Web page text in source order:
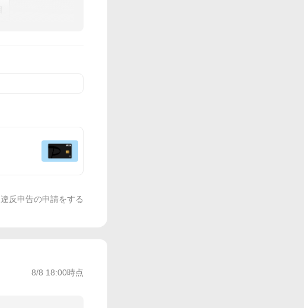
違反申告の申請をする
8/8 18:00時点